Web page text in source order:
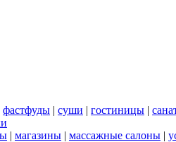
фастфуды | суши | гостиницы |
| магазины | массажные салоны |